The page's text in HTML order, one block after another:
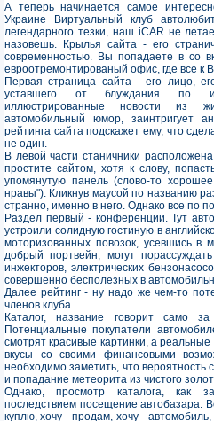
А теперь начинается самое
Украине Виртуальный клуб
легендарного тезки, наш iCAR не
назовешь. Крылья сайта - его
современностью. Вы попадаете в со
евроотремонтированый офис, где все к
Первая страница сайта - его лицо,
уставшего от блуждания по
иллюстрированные новости из
автомобильный юмор, заинтригует
рейтинга сайта подскажет ему, что
не один.
В левой части станичники
простите сайтом, хотя к слову,
упомянутую панель (слово-то
нравы"). Кликнув маусой по названию
странно, именно в него. Однако все по
Раздел первый - конференции. Тут
устроили солидную гостиную в
моторизованных повозок, усевшись в
добрый портвейн, могут
инжекторов, электрических
совершенно бесполезных в
Далее рейтинг - ну надо же чем-то
членов клуба.
Каталог, название говорит само
Потенциальные покупатели
смотрят красивые картинки, а
вкусы со своими финансовыми
необходимо заметить, что вероятность
и попадание метеорита из чистого
Однако, просмотр каталога, как
последствием посещение автобазара.
куплю, хочу - продам, хочу - автомобиль,